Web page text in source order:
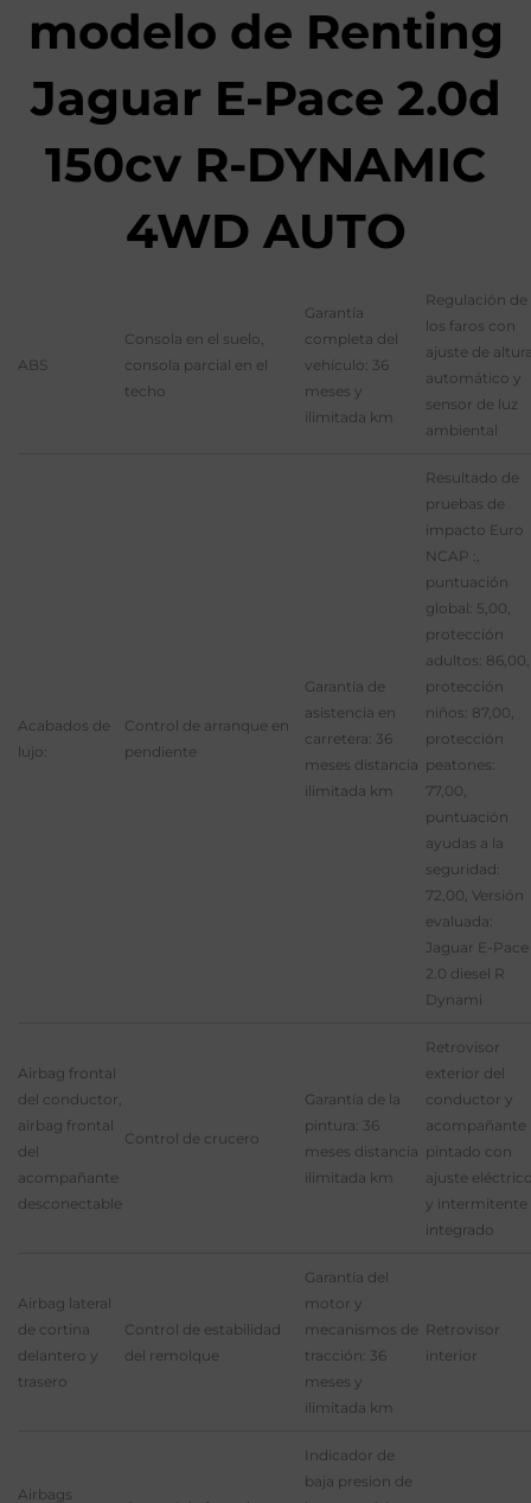
modelo de Renting
Jaguar E-Pace 2.0d
150cv R-DYNAMIC
4WD AUTO
ABS
Consola en el suelo,
consola parcial en el
techo
Garantía
completa del
vehículo: 36
meses y
ilimitada km
Regulación de
los faros con
ajuste de
automático y
sensor de luz
ambiental
Acabados de
lujo:
Control de arranque en
pendiente
Garantía de
asistencia en
carretera: 36
meses distancia
ilimitada km
Resultado de
pruebas de
impacto Euro
NCAP :,
puntuación
global: 5,00,
protección
adultos: 86,00,
protección
niños: 87,00,
protección
peatones:
77,00,
puntuación
ayudas a la
seguridad:
72,00, Versión
evaluada:
Jaguar E-Pace
2.0 diesel R
Dynami
Airbag frontal
del conductor,
airbag frontal
del
acompañante
desconectable
Control de crucero
Garantía de la
pintura: 36
meses distancia
ilimitada km
Retrovisor
exterior del
conductor y
acompañante
pintado con
ajuste
y intermitente
integrado
Airbag lateral
de cortina
delantero y
trasero
Control de estabilidad
del remolque
Garantía del
motor y
mecanismos de
tracción: 36
meses y
ilimitada km
Retrovisor
interior
Airbags
Indicador de
baja presion de